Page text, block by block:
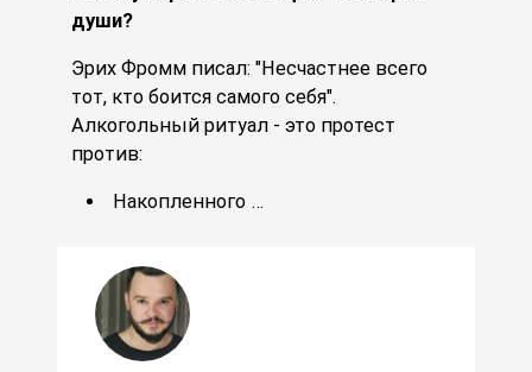
души?
Эрих Фромм писал: "Несчастнее всего
тот, кто боится самого себя".
Алкогольный ритуал - это протест
против:
Накопленного …